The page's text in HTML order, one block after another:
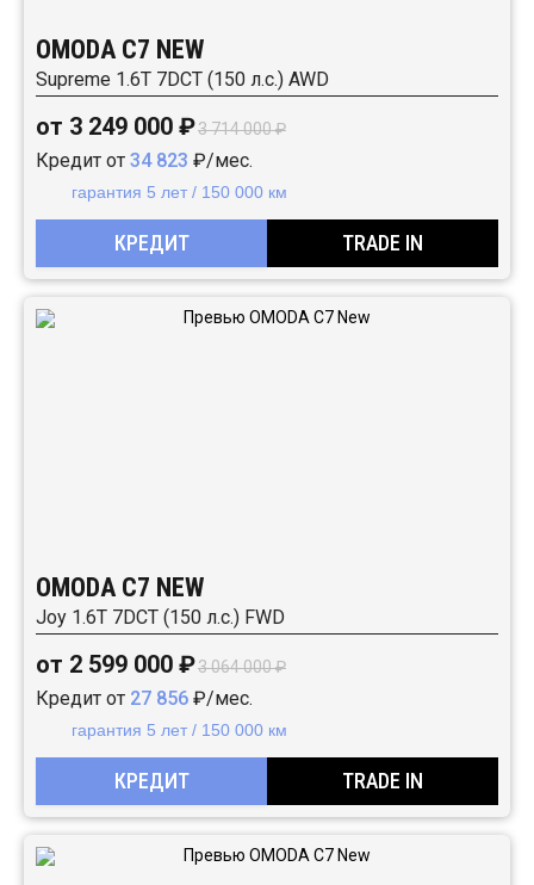
OMODA C7 NEW
Supreme 1.6T 7DCT (150 л.с.) AWD
от 3 249 000 ₽3 714 000 ₽
Кредит от 34 823 ₽/мес.
гарантия 5 лет / 150 000 км
КРЕДИТ TRADE IN
OMODA C7 NEW
Joy 1.6T 7DCT (150 л.с.) FWD
от 2 599 000 ₽3 064 000 ₽
Кредит от 27 856 ₽/мес.
гарантия 5 лет / 150 000 км
КРЕДИТ TRADE IN